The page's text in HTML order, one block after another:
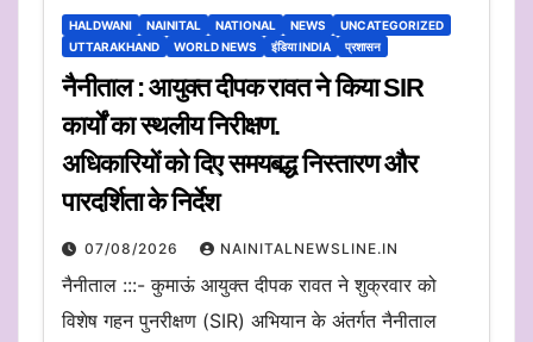
HALDWANI NAINITAL NATIONAL NEWS
UNCATEGORIZED
UTTARAKHAND
WORLD NEWS इंडिया INDIA प्रशासन
नैनीताल : आयुक्त दीपक रावत ने किया SIR
कार्यों का स्थलीय निरीक्षण.
अधिकारियों को दिए समयबद्ध निस्तारण और
पारदर्शिता के निर्देश
07/08/2026 NAINITALNEWSLINE.IN
नैनीताल :::- कुमाऊं आयुक्त दीपक रावत ने शुक्रवार को
विशेष गहन पुनरीक्षण (SIR) अभियान के अंतर्गत नैनीताल